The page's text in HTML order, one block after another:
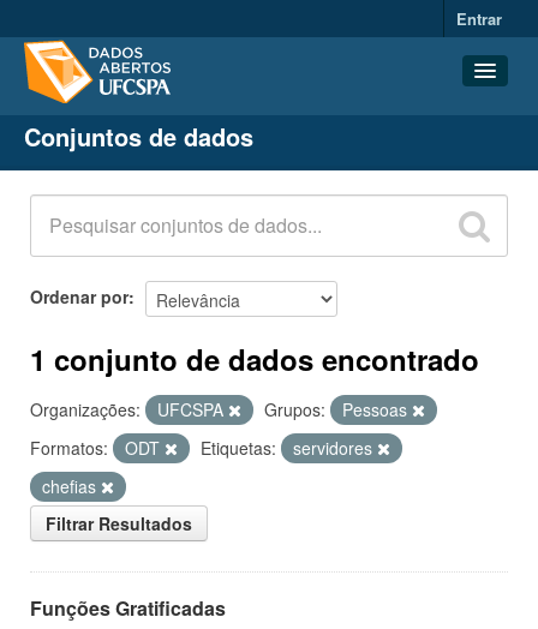
Entrar
Conjuntos de dados
Organizações
Grupos
Sobre
Conjuntos de dados
Ordenar por
1 conjunto de dados encontrado
Organizações: UFCSPA Grupos:
Pessoas
Formatos:
ODT Etiquetas:
servidores
chefias
Filtrar Resultados
Funções Gratificadas